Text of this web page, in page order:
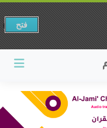
فتح